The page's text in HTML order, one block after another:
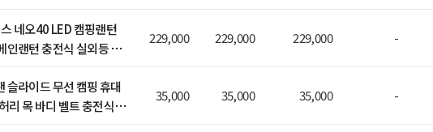
네오40 LED 캠핑랜턴
인랜턴 충전식 실외등 작
229,000 229,000 229,000 -
슬라이드 무선 캠핑 휴대
리 목 바디 벨트 충전식
35,000 35,000 35,000 -